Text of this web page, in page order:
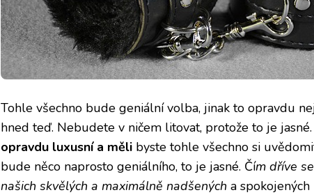
Tohle všechno bude geniální volba, jinak to opravdu
hned teď. Nebudete v ničem litovat, protože to je
opravdu luxusní a měli byste tohle všechno si
bude něco naprosto geniálního, to je jasné. Čím dříve
našich skvělých a maximálně nadšených a